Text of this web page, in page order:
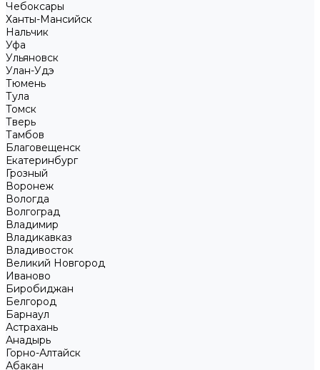
Чебоксары
Ханты-Мансийск
Нальчик
Уфа
Ульяновск
Улан-Удэ
Тюмень
Тула
Томск
Тверь
Тамбов
Благовещенск
Екатеринбург
Грозный
Воронеж
Вологда
Волгоград
Владимир
Владикавказ
Владивосток
Великий Новгород
Иваново
Биробиджан
Белгород
Барнаул
Астрахань
Анадырь
Горно-Алтайск
Абакан